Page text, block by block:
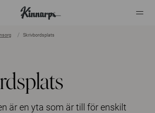
Skrivbordsplats
är en yta som är till för enskilt